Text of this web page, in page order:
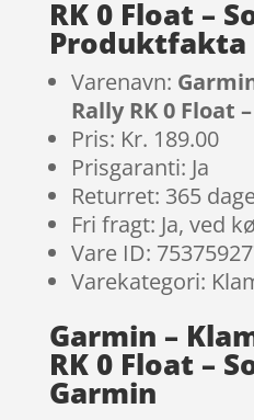
RK 0 Float –
Produktfakta
Varenavn:
Rally RK 0 Float
Pris: Kr. 189.00
Prisgaranti: Ja
Returret: 365
Fri fragt: Ja, ved
Vare ID:
Varekategori:
Garmin –
RK 0 Float –
Garmin